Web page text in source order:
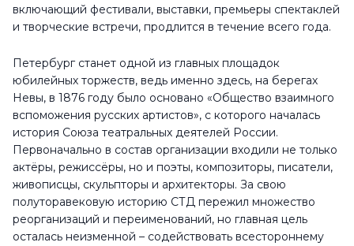
включающий фестивали, выставки, премьеры спектаклей
и творческие встречи, продлится в течение всего года.
Петербург станет одной из главных площадок
юбилейных торжеств, ведь именно здесь, на берегах
Невы, в 1876 году было основано «Общество взаимного
вспоможения русских артистов», с которого началась
история Союза театральных деятелей России.
Первоначально в состав организации входили не только
актёры, режиссёры, но и поэты, композиторы, писатели,
живописцы, скульпторы и архитекторы. За свою
полуторавековую историю СТД пережил множество
реорганизаций и переименований, но главная цель
осталась неизменной – содействовать всестороннему